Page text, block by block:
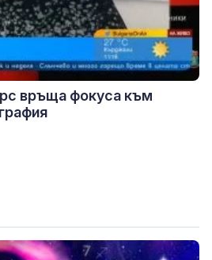
връща фокуса към